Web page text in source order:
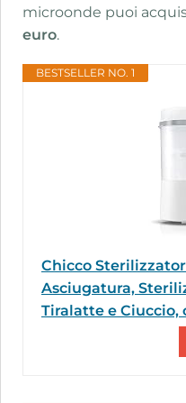
microonde puoi
euro.
BESTSELLER NO. 1
Chicco
Asciugatura,
Tiralatte e Ciuccio,